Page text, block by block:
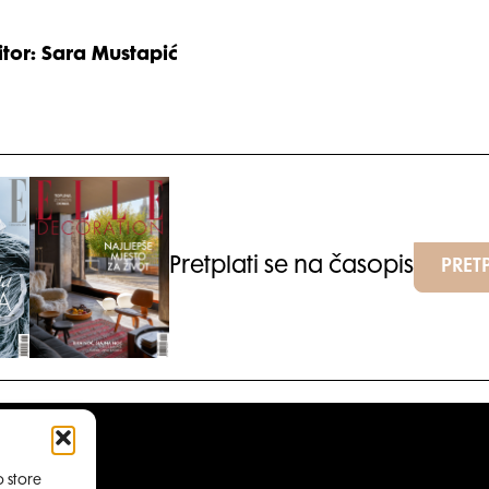
store
Sara Mustapić
Pretplati se na časopis